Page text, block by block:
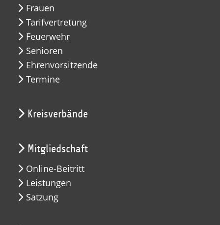
Frauen
Tarifvertretung
Feuerwehr
Senioren
Ehrenvorsitzende
Termine
Kreisverbände
Mitgliedschaft
Online-Beitritt
Leistungen
Satzung